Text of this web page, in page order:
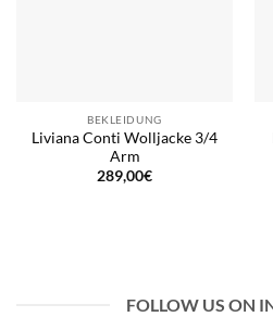
BEKLEIDUNG
Liviana Conti Wolljacke 3/4
Arm
289,00€
FOLLOW US ON